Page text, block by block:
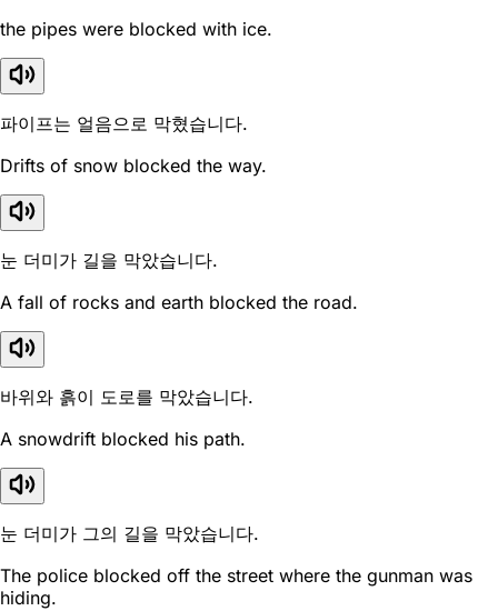
the pipes were blocked with ice.
파이프는 얼음으로 막혔습니다.
Drifts of snow blocked the way.
눈 더미가 길을 막았습니다.
A fall of rocks and earth blocked the road.
바위와 흙이 도로를 막았습니다.
A snowdrift blocked his path.
눈 더미가 그의 길을 막았습니다.
The police blocked off the street where the gunman was
hiding.